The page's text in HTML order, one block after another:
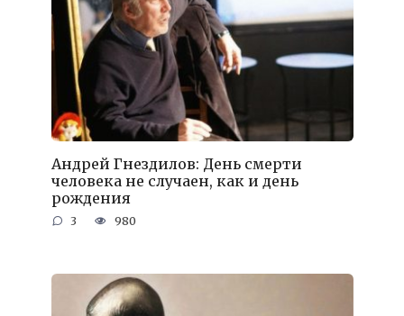
Андрей Гнездилов: День смерти
человека не случаен, как и день
рождения
3 980